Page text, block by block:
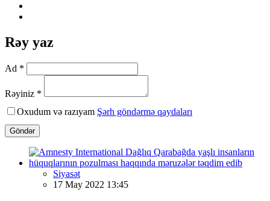
Rəy yaz
Ad *
Rəyiniz *
Oxudum və razıyam Şərh göndərmə qaydaları
Göndər
Siyasət
17 May 2022 13:45